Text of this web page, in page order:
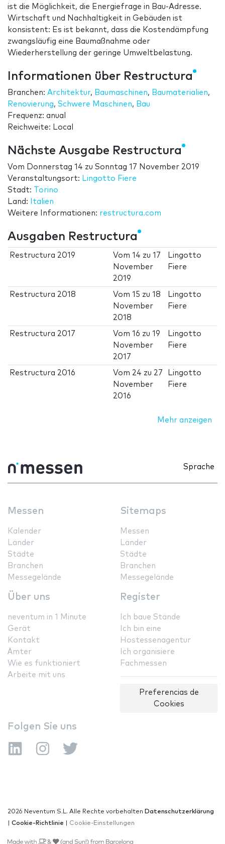
ist die Möglichkeit, die Energiefrage in Bau-Adresse.
Wirtschaft und Nachhaltigkeit in Gebäuden ist
konsistent: Es ist bekannt, dass die Kostendämpfung
zwangsläufig eine Baumaßnahme oder
Wiederherstellung der geringe Umweltbelastung.
Informationen über Restructura
Branchen: Architektur, Baumaschinen, Baumaterialien,
Renovierung, Schwere Maschinen, Bau
Frequenz: anual
Reichweite: Local
Nächste Ausgabe Restructura
Vom Donnerstag 14 zu Sonntag 17 November 2019
Veranstaltungsort: Lingotto Fiere
Stadt:
Torino
Land:
Italien
Weitere Informationen: restructura.com
Ausgaben Restructura
Restructura 2019 Vom14 zu17
November
2019
Lingotto
Fiere
Restructura 2018 Vom15 zu18
November
2018
Lingotto
Fiere
Restructura 2017 Vom16 zu19
November
2017
Lingotto
Fiere
Restructura 2016 Vom 24 zu 27
November
2016
Lingotto
Fiere
Mehr anzeigen
Sprache
Messen
Kalender
Länder
Städte
Branchen
Messegelände
Sitemaps
Messen
Länder
Städte
Branchen
Messegelände
Über uns
neventum in 1 Minute
Gerät
Kontakt
Ämter
Wie es funktioniert
Arbeite mit uns
Register
Ich baue Stände
Ich bin eine
Hostessenagentur
Ich organisiere
Fachmessen
Preferencias de
Cookies
Folgen Sie uns
2026 Neventum S.L. Alle Rechte vorbehalten Datenschutzerklärung
Cookie-Richtlinie Cookie-Einstellungen